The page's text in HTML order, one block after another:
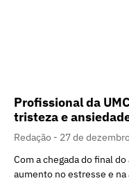
Profissional da
tristeza e
Redação
27 de
Com a chegada do final
aumento no estresse e